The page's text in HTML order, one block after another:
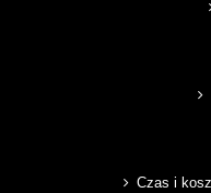
Czas i